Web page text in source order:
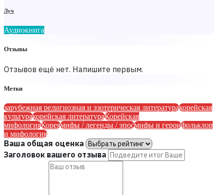
Луч
Аудиокнига
Отзывы
Отзывов ещё нет. Напишите первым.
Метки
зарубежная религиозная и эзотерическая литературакорейская
культуракорейская литератураКорейская
мифологияКореямифы / легенды / эпосмифы и героифольклор
и мифология
Ваша общая оценка
Заголовок вашего отзыва